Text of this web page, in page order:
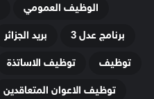
الوظيف العمومي
برنامج عدل 3
بريد الجزائر
توظيف
توظيف الاساتذة
توظيف الاعوان المتعاقدين